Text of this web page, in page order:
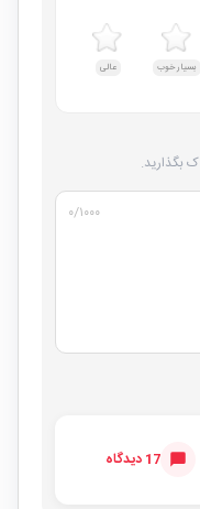
بسیار خوب عالی
بگذارید.
۰/۱۰۰۰
17 دیدگاه